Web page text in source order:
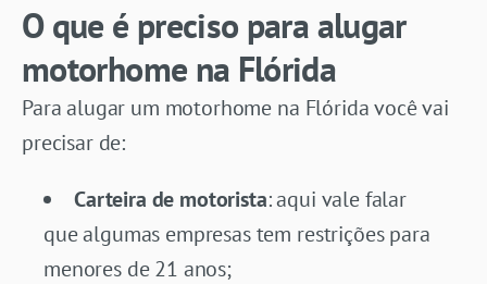
O que é preciso para alugar
motorhome na Flórida
Para alugar um motorhome na Flórida você vai
precisar de:
Carteira de motorista: aqui vale falar
que algumas empresas tem restrições para
menores de 21 anos;